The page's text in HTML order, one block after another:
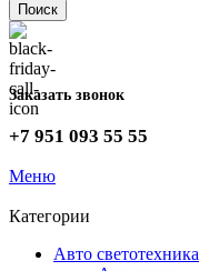
Поиск
Заказать звонок
+7 951 093 55 55
Меню
Категории
Авто светотехника